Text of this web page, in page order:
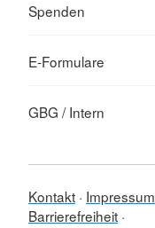
Spenden
E-Formulare
GBG / Intern
Kontakt Impressum
Barrierefreiheit